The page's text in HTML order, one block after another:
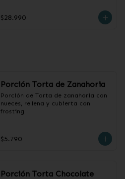
$28.990
Porción Torta de Zanahoria
Porción de Torta de zanahoria con
nueces, rellena y cubierta con
frosting
$5.790
Porción Torta Chocolate